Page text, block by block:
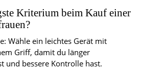
Kriterium beim Kauf einer
Wähle ein leichtes Gerät mit
Griff, damit du länger
und bessere Kontrolle hast.